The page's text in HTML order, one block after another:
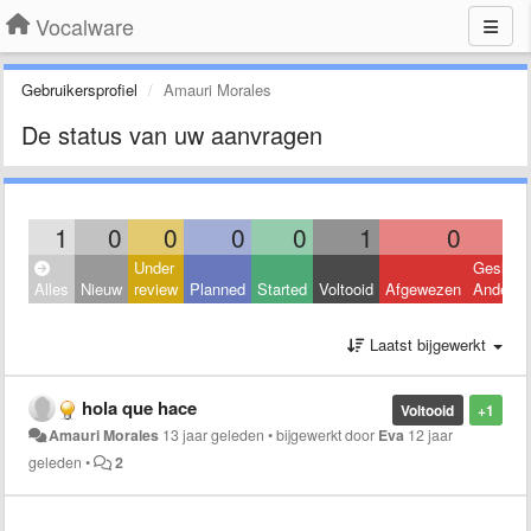
Vocalware
Gebruikersprofiel Amauri Morales
De status van uw aanvragen
1 0 0 0 0 1 0
Alles Nieuw
Under
review Planned Started Voltooid Afgewezen Andere
Laatst bijgewerkt
+1
Voltooid
hola que hace
Amauri Morales 13 jaar geleden •bijgewerkt door Eva 12 jaar
geleden • 2